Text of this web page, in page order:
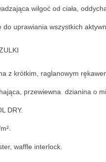
wilgoć od ciała,
do uprawiania wszystkich
z krótkim, raglanowym
przewiewna dzianina o
DRY.
waffle interlock.